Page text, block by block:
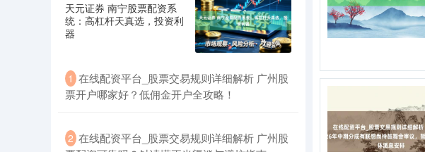
沪深300
天元证券 南宁股票配资系
统：高杠杆天真选，投资利
器
1 在线配资平台_股票交易规则详细解析 广州股
票开户哪家好？低佣金开户全攻略！
2 在线配资平台_股票交易规则详细解析 广州股